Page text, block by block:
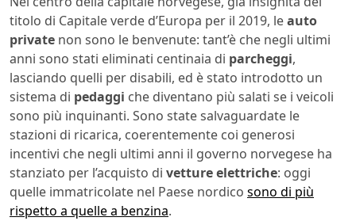
titolo di Capitale verde d’Europa per il 2019, leauto
private non sono le benvenute: tant’è che negli ultimi
anni sono stati eliminati centinaia di parcheggi,
lasciando quelli per disabili, ed è stato introdotto un
sistema di pedaggi che diventano più salati se i veicoli
sono più inquinanti. Sono state salvaguardate le
stazioni di ricarica, coerentemente coi generosi
incentivi che negli ultimi anni il governo norvegese ha
stanziato per l’acquisto di vetture elettriche: oggi
quelle immatricolate nel Paese nordico sono di più
rispetto a quelle a benzina.